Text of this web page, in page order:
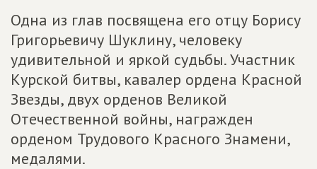
Одна из глав посвящена его отцу Борису
Григорьевичу Шуклину, человеку
удивительной и яркой судьбы. Участник
Курской битвы, кавалер ордена Красной
Звезды, двух орденов Великой
Отечественной войны, награжден
орденом Трудового Красного Знамени,
медалями.